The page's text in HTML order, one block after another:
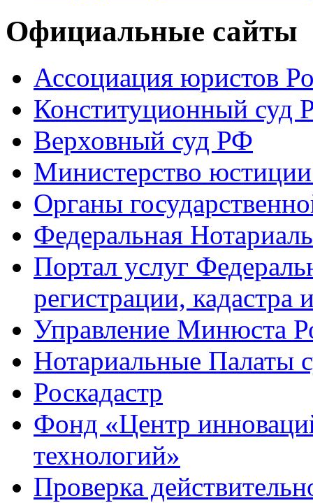
Официальные сайты
Ассоциация юристов
Конституционный суд
Верховный суд РФ
Министерство
Органы
Федеральная
Портал услуг
регистрации, кадастра
Управление Минюста
Нотариальные Палаты
Роскадастр
Фонд «Центр
технологий»
Проверка